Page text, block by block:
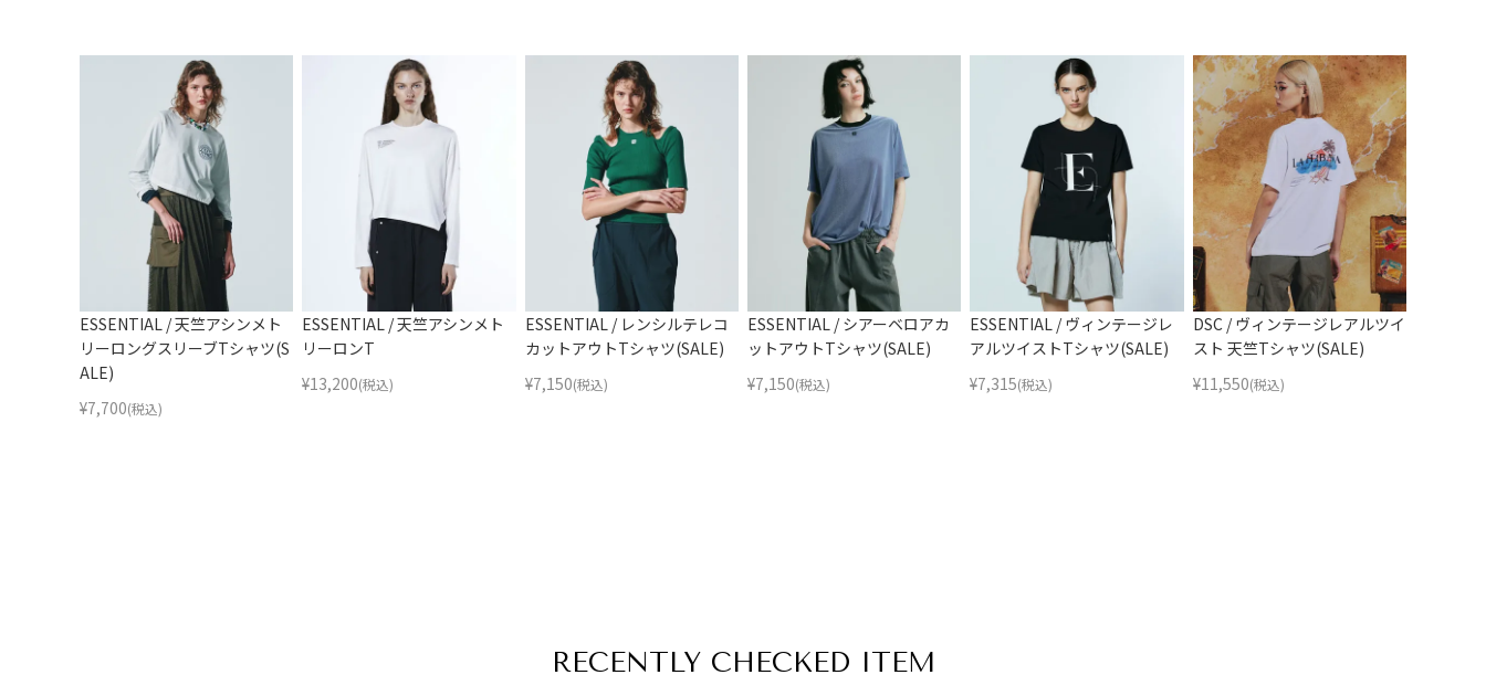
ESSENTIAL / 天竺アシンメト
リーロングスリーブTシャツ(S
ALE)
¥7,700(税込)
ESSENTIAL / 天竺アシンメト
リーロンT
¥13,200(税込)
ESSENTIAL / レンシルテレコ
カットアウトTシャツ(SALE)
¥7,150(税込)
ESSENTIAL / シアーベロアカ
ットアウトTシャツ(SALE)
¥7,150(税込)
ESSENTIAL / ヴィンテージレ
アルツイストTシャツ(SALE)
¥7,315(税込)
DSC / ヴィンテージレアルツイ
スト 天竺Tシャツ(SALE)
¥11,550(税込)
RECENTLY CHECKED ITEM